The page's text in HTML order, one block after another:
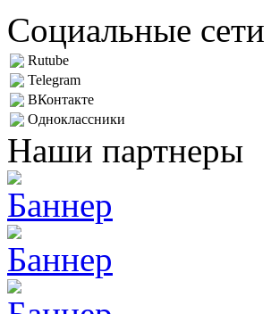
Социальные сети
Rutube
Telegram
ВКонтакте
Одноклассники
Наши партнеры